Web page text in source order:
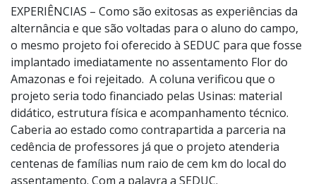
EXPERIÊNCIAS – Como são exitosas as experiências da
alternância e que são voltadas para o aluno do campo,
o mesmo projeto foi oferecido à SEDUC para que fosse
implantado imediatamente no assentamento Flor do
Amazonas e foi rejeitado. A coluna verificou que o
projeto seria todo financiado pelas Usinas: material
didático, estrutura física e acompanhamento técnico.
Caberia ao estado como contrapartida a parceria na
cedência de professores já que o projeto atenderia
centenas de famílias num raio de cem km do local do
assentamento. Com a palavra a SEDUC.